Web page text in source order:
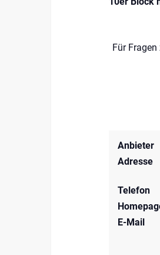
Für
Anbieter
Adresse
Telefon
E-Mail